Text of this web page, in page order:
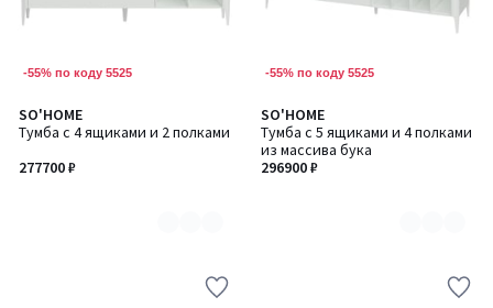
-55% по коду 5525
SO'HOME
Тумба с 4 ящиками и 2 полками
277700 ₽
Количество
цветов:
6
-55% по коду 5525
SO'HOME
Тумба с 5 ящиками и 4 полками
из массива бука
296900 ₽
Количество
цветов:
6